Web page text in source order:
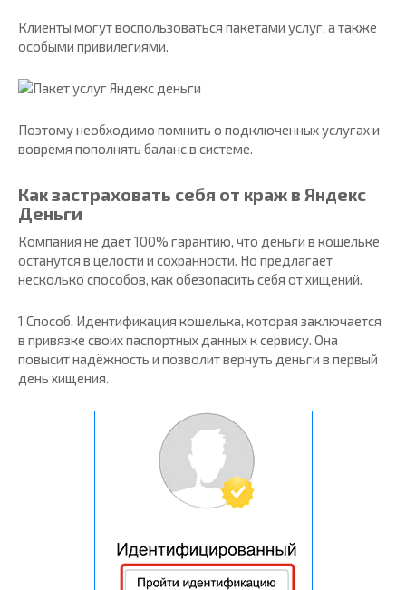
Клиенты могут воспользоваться пакетами услуг, а также
особыми привилегиями.
Поэтому необходимо помнить о подключенных услугах и
вовремя пополнять баланс в системе.
Как застраховать себя от краж в Яндекс
Деньги
Компания не даёт 100% гарантию, что деньги в кошельке
останутся в целости и сохранности. Но предлагает
несколько способов, как обезопасить себя от хищений.
1 Способ. Идентификация кошелька, которая заключается
в привязке своих паспортных данных к сервису. Она
повысит надёжность и позволит вернуть деньги в первый
день хищения.